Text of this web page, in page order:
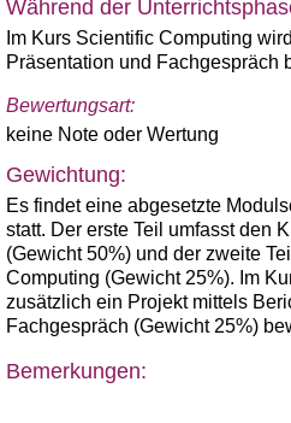
Während der
Im Kurs Scientific Computing
Präsentation und Fachgespräch
Bewertungsart:
keine Note oder Wertung
Gewichtung:
Es findet eine abgesetzte
statt. Der erste Teil umfasst den
(Gewicht 50%) und der zweite
Computing (Gewicht 25%). Im
zusätzlich ein Projekt mittels
Fachgespräch (Gewicht 25%)
Bemerkungen: